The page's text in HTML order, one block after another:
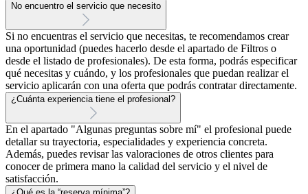
No encuentro el servicio que necesito
Si no encuentras el servicio que necesitas, te recomendamos crear
una oportunidad (puedes hacerlo desde el apartado de Filtros o
desde el listado de profesionales). De esta forma, podrás especificar
qué necesitas y cuándo, y los profesionales que puedan realizar el
servicio aplicarán con una oferta que podrás contratar directamente.
¿Cuánta experiencia tiene el profesional?
En el apartado "Algunas preguntas sobre mí" el profesional puede
detallar su trayectoria, especialidades y experiencia concreta.
Además, puedes revisar las valoraciones de otros clientes para
conocer de primera mano la calidad del servicio y el nivel de
satisfacción.